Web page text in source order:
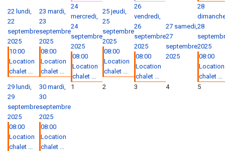
22 lundi,
22
septembre
2025
10:00
Location
chalet ...
23 mardi,
23
septembre
2025
08:00
Location
chalet ...
24
mercredi,
24
septembre
2025
08:00
Location
chalet ...
25 jeudi,
25
septembre
2025
08:00
Location
chalet ...
26
vendredi,
26
septembre
2025
08:00
Location
chalet ...
27 samedi,
27
septembre
2025
28
28
2025
08:00
Location
chalet ...
29 lundi,
29
septembre
2025
08:00
Location
chalet ...
30 mardi,
30
septembre
2025
08:00
Location
chalet ...
1 2 3 4 5